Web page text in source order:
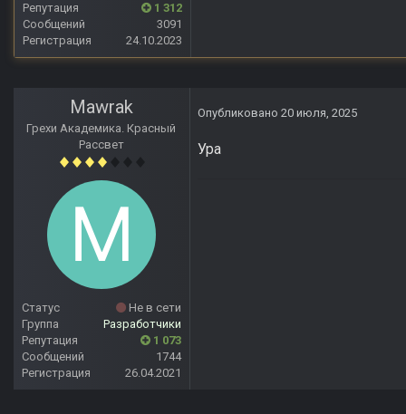
Репутация
1 312
Сообщений
3091
Регистрация
24.10.2023
Mawrak
Грехи Академика. Красный
Рассвет
Статус
Не в сети
Группа
Разработчики
Репутация
1 073
Сообщений
1744
Регистрация
26.04.2021
Опубликовано 20 июля, 2025
Ура